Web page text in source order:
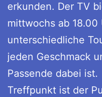
erkunden. Der TV
mittwochs ab 18.00
unterschiedliche
jeden Geschmack
Passende dabei ist.
Treffpunkt ist der